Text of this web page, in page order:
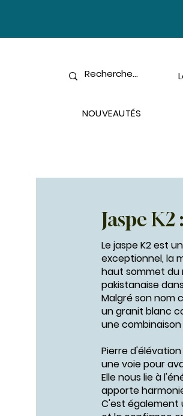
NOUVEAUTÉS
Jaspe
Le jaspe K2 est
exceptionnel, la
haut sommet du
pakistanaise
Malgré son nom
un granit blanc
une
Pierre
une voie pour
Elle nous lie à
apporte
C'est également